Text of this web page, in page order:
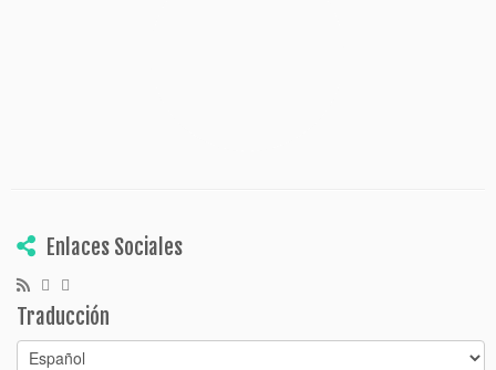
Enlaces Sociales
Traducción